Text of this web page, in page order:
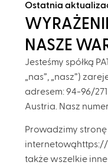
Ostatnia
NASZE
Jesteśmy spółką
„nas”, „nasz”)
adresem: 94-96/
Austria. Nasz numer
Prowadzimy stronę
internetowąhttps://
także wszelkie